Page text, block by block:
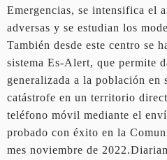
Emergencias, se intensifica el
adversas y se estudian los
También desde este centro se
sistema Es-Alert, que permite
generalizada a la población en
catástrofe en un territorio
teléfono móvil mediante el
probado con éxito en la
mes noviembre de